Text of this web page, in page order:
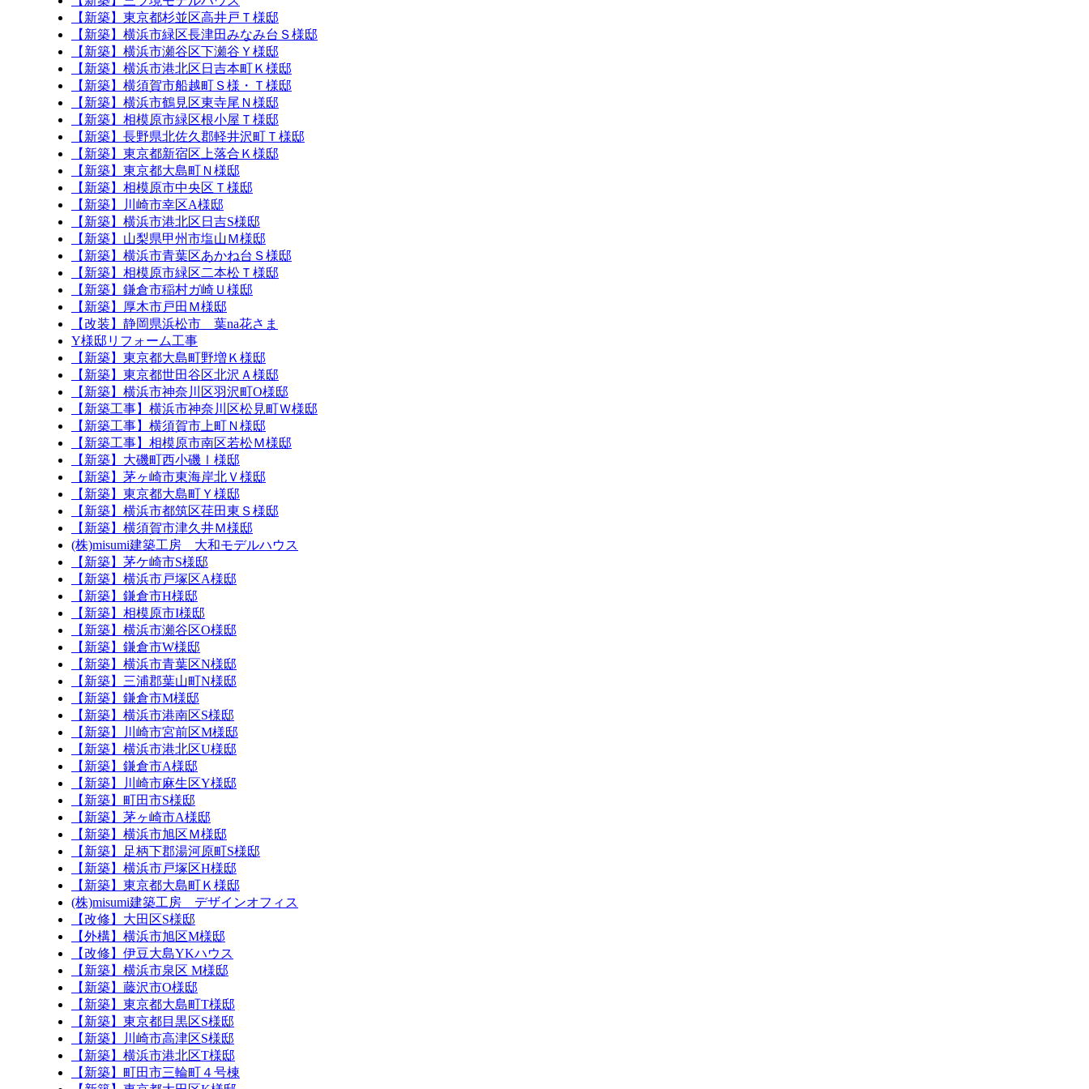
【新築】東京都杉並区高井戸Ｔ様邸
【新築】横浜市緑区長津田みなみ台Ｓ様邸
【新築】横浜市瀬谷区下瀬谷Ｙ様邸
【新築】横浜市港北区日吉本町Ｋ様邸
【新築】横須賀市船越町Ｓ様・Ｔ様邸
【新築】横浜市鶴見区東寺尾Ｎ様邸
【新築】相模原市緑区根小屋Ｔ様邸
【新築】長野県北佐久郡軽井沢町Ｔ様邸
【新築】東京都新宿区上落合Ｋ様邸
【新築】東京都大島町Ｎ様邸
【新築】相模原市中央区Ｔ様邸
【新築】川崎市幸区A様邸
【新築】横浜市港北区日吉S様邸
【新築】山梨県甲州市塩山Ｍ様邸
【新築】横浜市青葉区あかね台Ｓ様邸
【新築】相模原市緑区二本松Ｔ様邸
【新築】鎌倉市稲村ガ崎Ｕ様邸
【新築】厚木市戸田Ｍ様邸
【改装】静岡県浜松市 葉na花さま
Y様邸リフォーム工事
【新築】東京都大島町野増Ｋ様邸
【新築】東京都世田谷区北沢Ａ様邸
【新築】横浜市神奈川区羽沢町O様邸
【新築工事】横浜市神奈川区松見町Ｗ様邸
【新築工事】横須賀市上町Ｎ様邸
【新築工事】相模原市南区若松Ｍ様邸
【新築】大磯町西小磯Ⅰ様邸
【新築】茅ヶ崎市東海岸北Ｖ様邸
【新築】東京都大島町Ｙ様邸
【新築】横浜市都筑区荏田東Ｓ様邸
【新築】横須賀市津久井Ｍ様邸
(株)misumi建築工房 大和モデルハウス
【新築】茅ケ崎市S様邸
【新築】横浜市戸塚区A様邸
【新築】鎌倉市H様邸
【新築】相模原市I様邸
【新築】横浜市瀬谷区O様邸
【新築】鎌倉市W様邸
【新築】横浜市青葉区N様邸
【新築】三浦郡葉山町N様邸
【新築】鎌倉市M様邸
【新築】横浜市港南区S様邸
【新築】川崎市宮前区M様邸
【新築】横浜市港北区U様邸
【新築】鎌倉市A様邸
【新築】川崎市麻生区Y様邸
【新築】町田市S様邸
【新築】茅ヶ崎市A様邸
【新築】横浜市旭区Ｍ様邸
【新築】足柄下郡湯河原町S様邸
【新築】横浜市戸塚区H様邸
【新築】東京都大島町Ｋ様邸
(株)misumi建築工房 デザインオフィス
【改修】大田区S様邸
【外構】横浜市旭区M様邸
【改修】伊豆大島YKハウス
【新築】横浜市泉区 M様邸
【新築】藤沢市O様邸
【新築】東京都大島町T様邸
【新築】東京都目黒区S様邸
【新築】川崎市高津区S様邸
【新築】横浜市港北区T様邸
【新築】町田市三輪町４号棟